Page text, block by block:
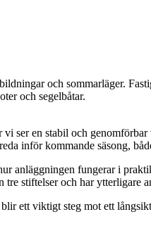
och sommarläger.
och segelbåtar.
ser en stabil och
inför kommande säsong,
anläggningen fungerar i
tre stiftelser och har ytterligare
ett viktigt steg mot ett